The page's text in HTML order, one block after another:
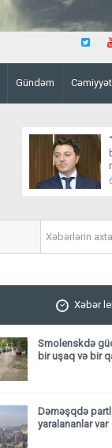
Gündəm Cəmiyyət
Xəbər
Smolenskdə
bir uşaq və bir
Dəməşqdə
yaralananlar var